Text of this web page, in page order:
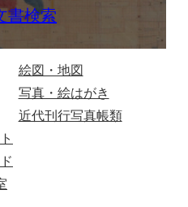
書検索
絵図・地図
写真・絵はがき
近代刊行写真帳類